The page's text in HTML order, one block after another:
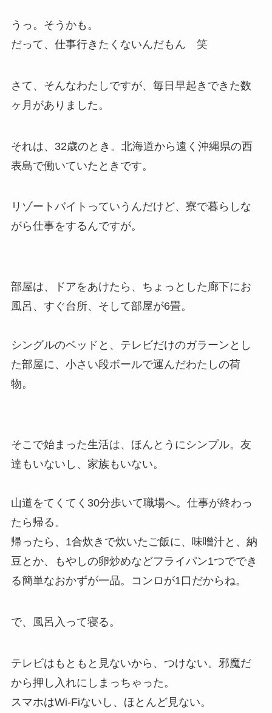
うっ。そうかも。
だって、仕事行きたくないんだもん 笑
さて、そんなわたしですが、毎日早起きできた数
ヶ月がありました。
それは、32歳のとき。北海道から遠く沖縄県の西
表島で働いていたときです。
リゾートバイトっていうんだけど、寮で暮らしな
がら仕事をするんですが。
部屋は、ドアをあけたら、ちょっとした廊下にお
風呂、すぐ台所、そして部屋が6畳。
シングルのベッドと、テレビだけのガラーンとし
た部屋に、小さい段ボールで運んだわたしの荷
物。
そこで始まった生活は、ほんとうにシンプル。友
達もいないし、家族もいない。
山道をてくてく30分歩いて職場へ。仕事が終わっ
たら帰る。
帰ったら、1合炊きで炊いたご飯に、味噌汁と、納
豆とか、もやしの卵炒めなどフライパン1つででき
る簡単なおかずが一品。コンロが1口だからね。
で、風呂入って寝る。
テレビはもともと見ないから、つけない。邪魔だ
から押し入れにしまっちゃった。
スマホはWi-Fiないし、ほとんど見ない。